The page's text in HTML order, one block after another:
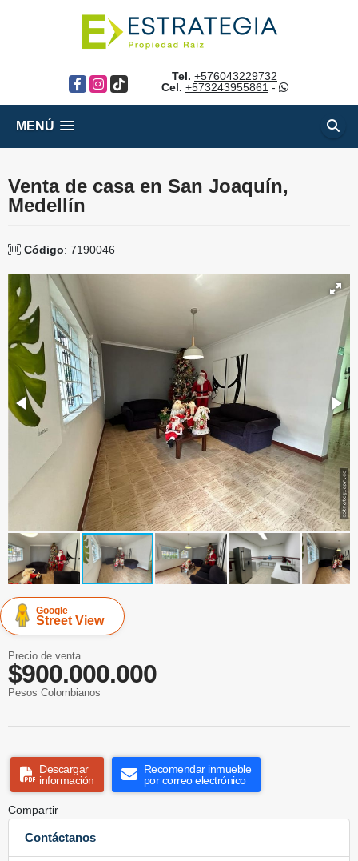
Facebook
Instagram
TikTok
Tel. +576043229732
Cel. +573243955861 -
MENÚ
Venta de casa en San Joaquín,
Medellín
Código: 7190046
Google
Street View
Precio de venta
$900.000.000
Pesos Colombianos
Descargar
información
Recomendar inmueble
por correo electrónico
Compartir
Contáctanos